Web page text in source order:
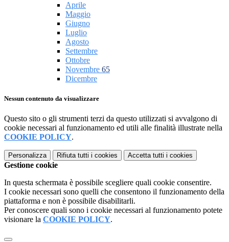
Aprile
Maggio
Giugno
Luglio
Agosto
Settembre
Ottobre
Novembre 65
Dicembre
Nessun contenuto da visualizzare
Questo sito o gli strumenti terzi da questo utilizzati si avvalgono di
cookie necessari al funzionamento ed utili alle finalità illustrate nella
COOKIE POLICY.
Personalizza Rifiuta tutti i cookies Accetta tutti i cookies
Gestione cookie
In questa schermata è possibile scegliere quali cookie consentire.
I cookie necessari sono quelli che consentono il funzionamento della
piattaforma e non è possibile disabilitarli.
Per conoscere quali sono i cookie necessari al funzionamento potete
visionare la COOKIE POLICY.